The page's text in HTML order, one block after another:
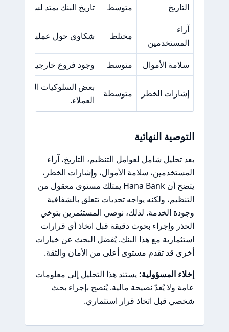
التاريخ
متوسط
تاريخ البنك يمتد لسنوات،
آراء
المستخدمين
مختلط شكاوى حول عمليات السحب
سلامة الأموال متوسط وجود فروع خارجية قد
إشارات الخطر متوسطة
بعض السلوكيات
العملاء.
التوصية النهائية
بعد تحليل شامل لعوامل التنظيم، التاريخ، آراء
المستخدمين، سلامة الأموال، وإشارات الخطر،
يتضح أن Hana Bank يمتلك مستوى معقول من
التنظيم، ولكنه يواجه تحديات تتعلق بالشفافية
وجودة الخدمة. لذلك، نوصي المستثمرين بتوخي
الحذر وإجراء بحوث دقيقة قبل اتخاذ أي قرارات
استثمارية مع هذا البنك. يُفضل البحث عن خيارات
أخرى قد تقدم مستوى أعلى من الأمان والثقة.
إخلاء المسؤولية: يستند هذا التحليل إلى معلومات
عامة ولا يُعدّ نصيحة مالية. يُنصح بإجراء بحث
شخصي قبل اتخاذ قرار استثماري.